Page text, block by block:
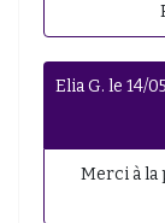
Elia G. le 14/
Merci à la